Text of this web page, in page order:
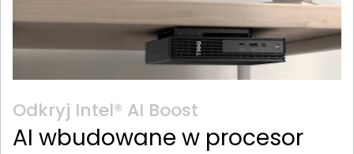
Odkryj Intel® AI Boost
AI wbudowane w procesor